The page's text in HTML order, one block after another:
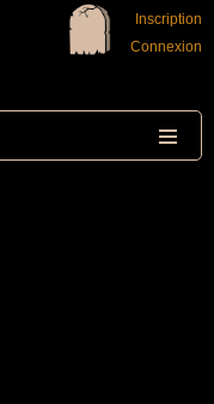
Inscription
Connexion